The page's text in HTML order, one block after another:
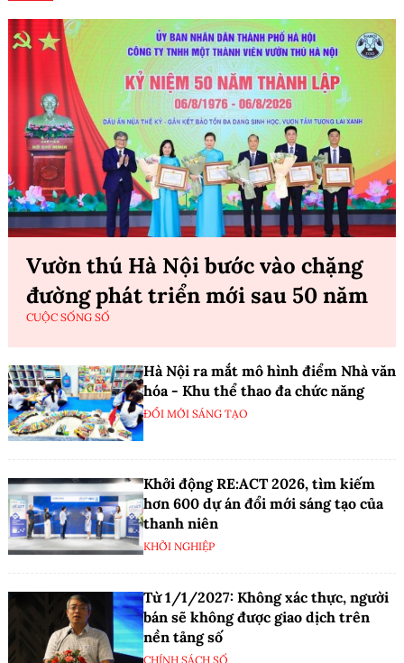
Vườn thú Hà Nội bước vào chặng
đường phát triển mới sau 50 năm
CUỘC SỐNG SỐ
Hà Nội ra mắt mô hình điểm Nhà văn
hóa - Khu thể thao đa chức năng
ĐỔI MỚI SÁNG TẠO
Khởi động RE:ACT 2026, tìm kiếm
hơn 600 dự án đổi mới sáng tạo của
thanh niên
KHỞI NGHIỆP
Từ 1/1/2027: Không xác thực, người
bán sẽ không được giao dịch trên
nền tảng số
CHÍNH SÁCH SỐ